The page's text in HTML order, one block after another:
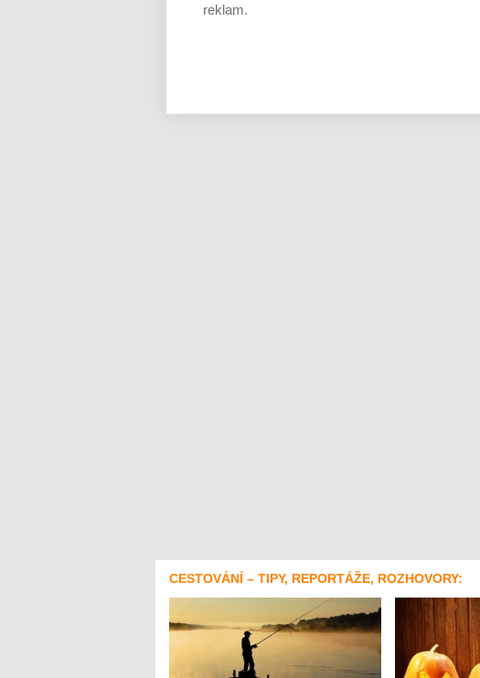
CESTOVÁNÍ – TIPY, REPORTÁŽE, ROZHOVORY:
reklam.